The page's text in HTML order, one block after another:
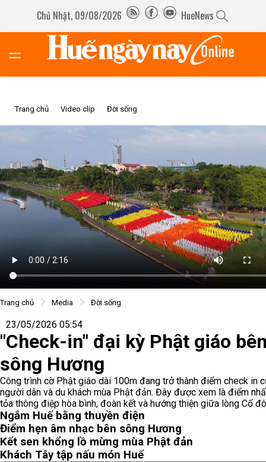
Chủ Nhật, 09/08/2026 HueNews
Trang chủ Video clip Đời sống
Trang chủ Media Đời sống
23/05/2026 05:54
"Check-in" đại kỳ Phật giáo
sông Hương
Công trình cờ Phật giáo dài 100m đang trở thành điểm check in
người dân và du khách mùa Phật đản. Đây được xem là điểm
tỏa thông điệp hòa bình, đoàn kết và hướng thiện giữa lòng Cố
Ngắm Huế bằng thuyền điện
Điểm hẹn âm nhạc bên sông Hương
Kết sen khổng lồ mừng mùa Phật đản
Khách Tây tập nấu món Huế